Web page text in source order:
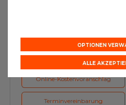
Online-Kostenvoranschlag
Terminvereinbarung
OPTIONEN
ALLE